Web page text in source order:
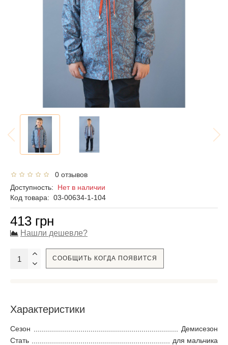
0 отзывов
Доступность: Нет в наличии
Код товара: 03-00634-1-104
413 грн
Нашли дешевле?
СООБЩИТЬ КОГДА ПОЯВИТСЯ
Характеристики
Сезон
Демисезон
Стать
для мальчика